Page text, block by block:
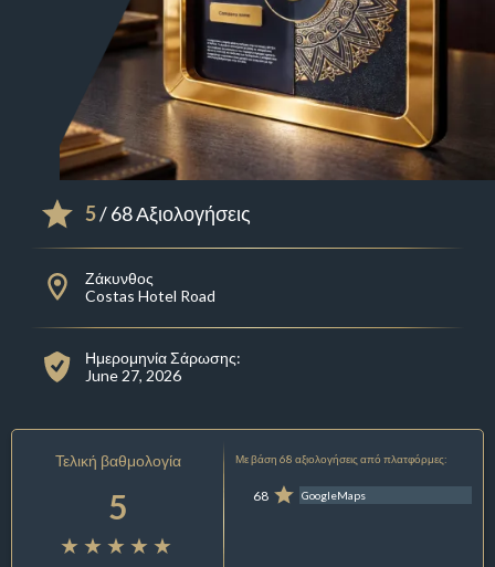
5/ 68 Αξιολογήσεις
Ζάκυνθος
Costas Hotel Road
Ημερομηνία Σάρωσης:
June 27, 2026
Τελική βαθμολογία
5
Με βάση 68 αξιολογήσεις από πλατφόρμες:
68 GoogleMaps